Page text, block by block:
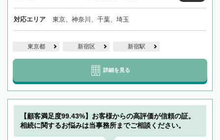
対応エリア 東京、神奈川、千葉、埼玉
東京都 新宿区 新宿駅
詳細を見る
【顧客満足度99.43%】お客様からの高評価が信頼の証。
相続に関するお悩みは当事務所までご相談ください。